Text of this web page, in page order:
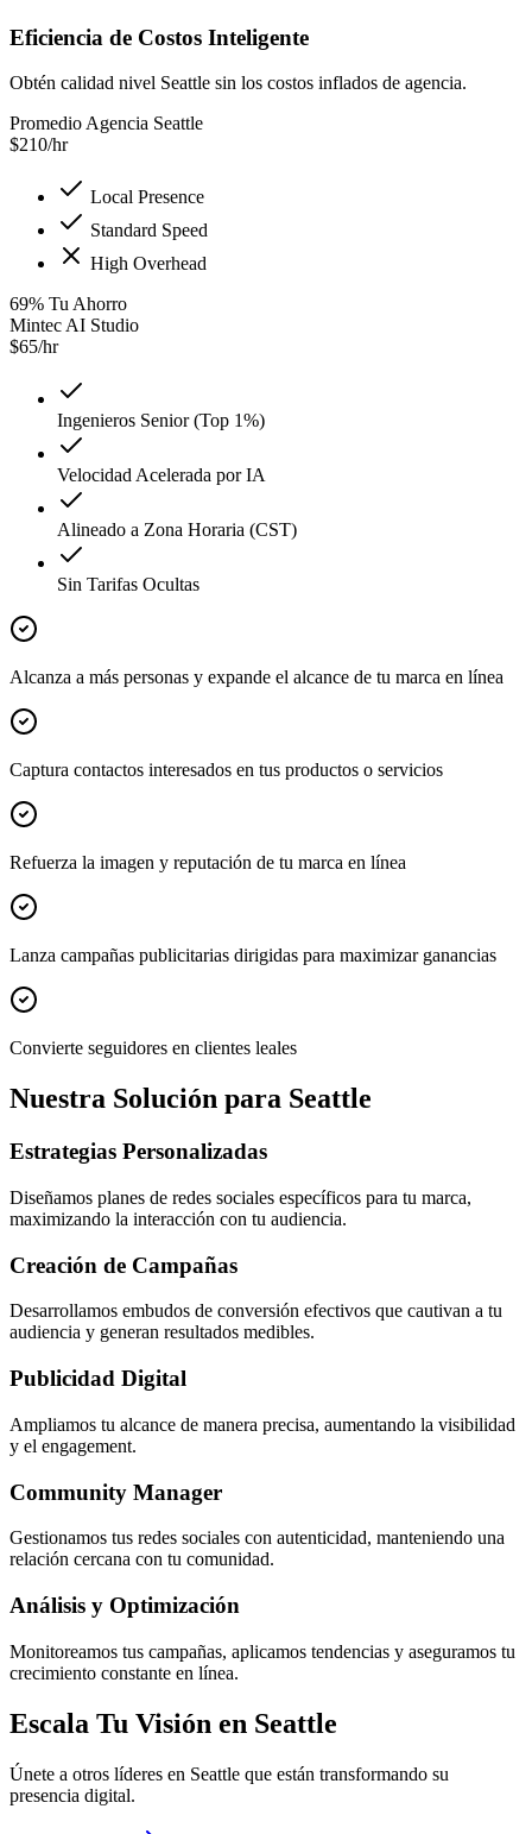
Eficiencia de Costos Inteligente
Obtén calidad nivel Seattle sin los costos inflados de agencia.
Promedio Agencia Seattle
$210/hr
Local Presence
Standard Speed
High Overhead
69% Tu Ahorro
Mintec AI Studio
$65/hr
Ingenieros Senior (Top 1%)
Velocidad Acelerada por IA
Alineado a Zona Horaria (CST)
Sin Tarifas Ocultas
Alcanza a más personas y expande el alcance de tu marca en línea
Captura contactos interesados en tus productos o servicios
Refuerza la imagen y reputación de tu marca en línea
Lanza campañas publicitarias dirigidas para maximizar ganancias
Convierte seguidores en clientes leales
Nuestra Solución para Seattle
Estrategias Personalizadas
Diseñamos planes de redes sociales específicos para tu marca,
maximizando la interacción con tu audiencia.
Creación de Campañas
Desarrollamos embudos de conversión efectivos que cautivan a tu
audiencia y generan resultados medibles.
Publicidad Digital
Ampliamos tu alcance de manera precisa, aumentando la visibilidad
y el engagement.
Community Manager
Gestionamos tus redes sociales con autenticidad, manteniendo una
relación cercana con tu comunidad.
Análisis y Optimización
Monitoreamos tus campañas, aplicamos tendencias y aseguramos tu
crecimiento constante en línea.
Escala Tu Visión en Seattle
Únete a otros líderes en Seattle que están transformando su
presencia digital.